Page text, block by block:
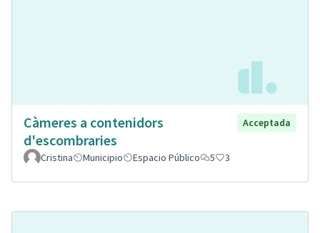
Càmeres a contenidors
d'escombraries
Acceptada
Cristina Municipio Espacio Público 5 3